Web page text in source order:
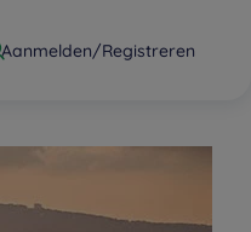
Aanmelden/Registreren